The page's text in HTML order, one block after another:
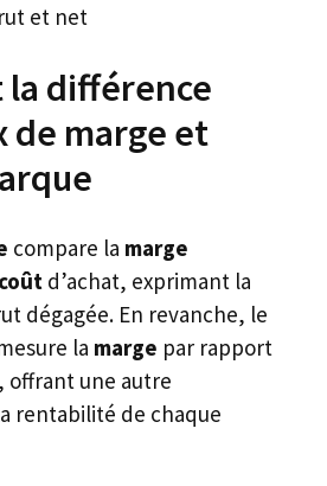
et net
la différence
de marge et
compare la marge
coût d’achat, exprimant la
dégagée. En revanche, le
la marge par rapport
offrant une autre
rentabilité de chaque